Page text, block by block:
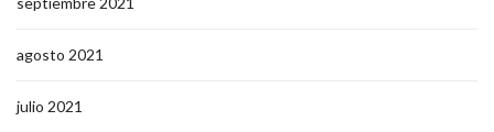
agosto 2021
julio 2021